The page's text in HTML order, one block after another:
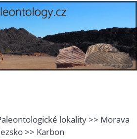
lokality >> Morava
>> Karbon